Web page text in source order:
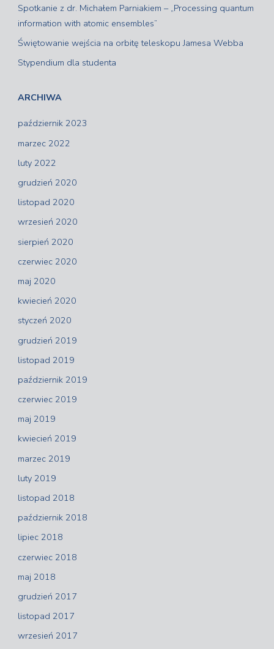
Spotkanie z dr. Michałem Parniakiem – „Processing quantum
information with atomic ensembles”
Świętowanie wejścia na orbitę teleskopu Jamesa Webba
Stypendium dla studenta
ARCHIWA
październik 2023
marzec 2022
luty 2022
grudzień 2020
listopad 2020
wrzesień 2020
sierpień 2020
czerwiec 2020
maj 2020
kwiecień 2020
styczeń 2020
grudzień 2019
listopad 2019
październik 2019
czerwiec 2019
maj 2019
kwiecień 2019
marzec 2019
luty 2019
listopad 2018
październik 2018
lipiec 2018
czerwiec 2018
maj 2018
grudzień 2017
listopad 2017
wrzesień 2017